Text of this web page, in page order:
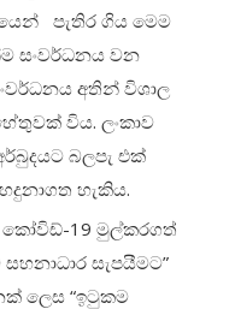
පැතිර ගිය මෙම
සංවර්ධනය වන
අතින් විශාල
විය. ලංකාව
බලපැ එක්
හැකිය.
කෝවිඩ්-19 මුල්කරගත්
සැපයීමට”
ලෙස “ඉටුකම